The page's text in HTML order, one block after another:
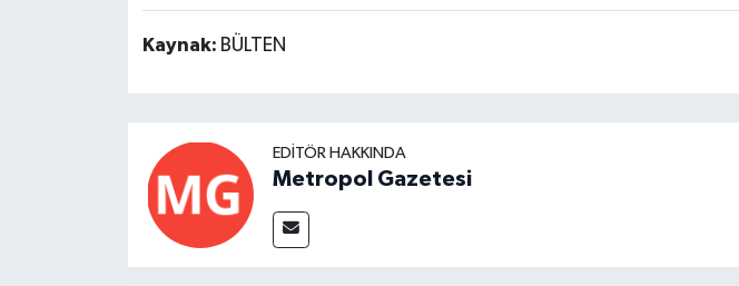
Kaynak: BÜLTEN
EDITÖR HAKKINDA
Metropol Gazetesi